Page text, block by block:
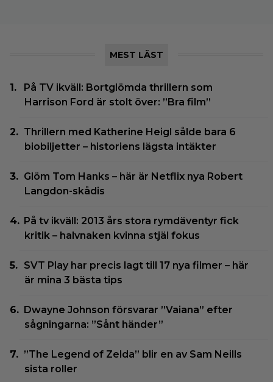
MEST LÄST
På TV ikväll: Bortglömda thrillern som
Harrison Ford är stolt över: ”Bra film”
Thrillern med Katherine Heigl sålde bara 6
biobiljetter – historiens lägsta intäkter
Glöm Tom Hanks – här är Netflix nya Robert
Langdon-skådis
På tv ikväll: 2013 års stora rymdäventyr fick
kritik – halvnaken kvinna stjäl fokus
SVT Play har precis lagt till 17 nya filmer – här
är mina 3 bästa tips
Dwayne Johnson försvarar ”Vaiana” efter
sågningarna: ”Sånt händer”
”The Legend of Zelda” blir en av Sam Neills
sista roller